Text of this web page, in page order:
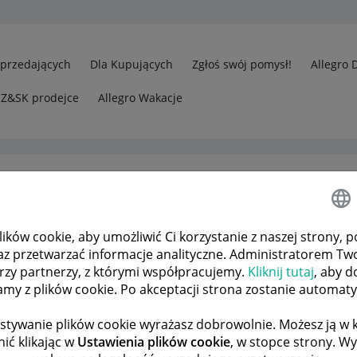
cookie, aby umożliwić Ci korzystanie z naszej strony,
przetwarzać informacje analityczne. Administratorem
partnerzy, z którymi współpracujemy. Kliknij tutaj, aby
z plików cookie. Po akceptacji strona zostanie
plików cookie wyrażasz dobrowolnie. Możesz ją w
klikając wUstawienia plików cookie, w stopce strony.
Dla Kupujących Zgłoś swój pomysł! Allegro
prodejce Allegro Wakacje
24/7 (AD) AD02HXJL98 brak dostawy
POPRZEDNIA NASTĘPNA